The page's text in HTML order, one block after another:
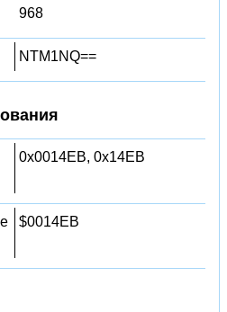
968
NTM1NQ==
0x0014EB, 0x14EB
$0014EB